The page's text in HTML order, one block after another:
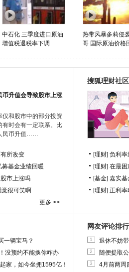
中石化 三季度进口原油
增值税退税率下调
热带风暴多莉侵
哥 国际原油价格
币升值会导致股市上涨
仅和股市中的部分投资
有时会有一定联系。比
民币升值……
所改变
募基金业绩回暖
市上涨吗
很可笑啊
更多 >>
搜狐理财社
[理财] 负利率
[理财] 在最困
[基金] 嘉实基
[理财] 正利率
一辆宝马？
没预约不能换你咋办
家，如今坐拥1595亿！
网友评论排行
1 退休不妨
2 随便提取
3 4月前两周